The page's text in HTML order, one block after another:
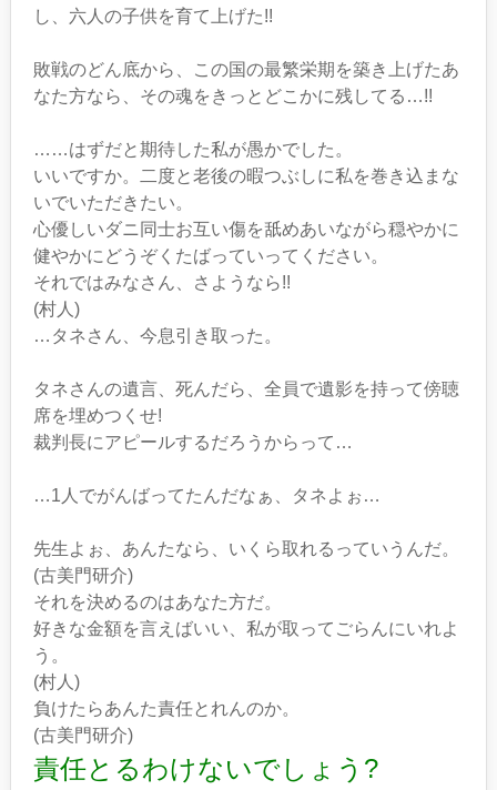
し、六人の子供を育て上げた!!
敗戦のどん底から、この国の最繁栄期を築き上げたあ
なた方なら、その魂をきっとどこかに残してる…!!
……はずだと期待した私が愚かでした。
いいですか。二度と老後の暇つぶしに私を巻き込まな
いでいただきたい。
心優しいダニ同士お互い傷を舐めあいながら穏やかに
健やかにどうぞくたばっていってください。
それではみなさん、さようなら!!
(村人)
…タネさん、今息引き取った。
タネさんの遺言、死んだら、全員で遺影を持って傍聴
席を埋めつくせ!
裁判長にアピールするだろうからって…
…1人でがんばってたんだなぁ、タネよぉ…
先生よぉ、あんたなら、いくら取れるっていうんだ。
(古美門研介)
それを決めるのはあなた方だ。
好きな金額を言えばいい、私が取ってごらんにいれよ
う。
(村人)
負けたらあんた責任とれんのか。
(古美門研介)
責任とるわけないでしょう?